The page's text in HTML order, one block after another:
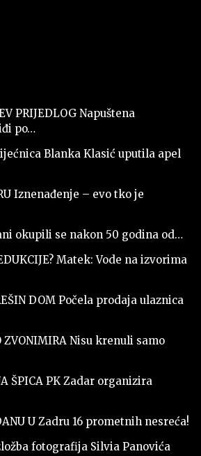
PRIJEDLOG Napuštena
po…
Blanka Klasić uputila apel
Iznenađenje – evo tko je
okupili se nakon 50 godina od…
Matek: Vode na izvorima
DOM Počela prodaja ulaznica
ZVONIMIRA Nisu krenuli samo
ŠPICA PK Zadar organizira
U Zadru 16 prometnih nesreća!
fotografija Silvia Panovića